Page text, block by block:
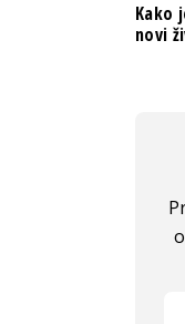
Kako
novi